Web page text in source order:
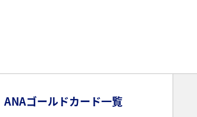
ANAゴールドカード一覧